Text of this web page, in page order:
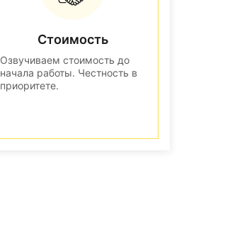
Стоимость
Озвучиваем стоимость до
начала работы. Честность в
приоритете.